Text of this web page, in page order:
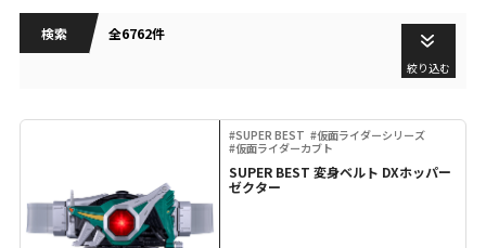
検索 全6762件
絞り込む
#SUPER BEST #仮面ライダーシリーズ
#仮面ライダーカブト
SUPER BEST 変身ベルト DXホッパー
ゼクター